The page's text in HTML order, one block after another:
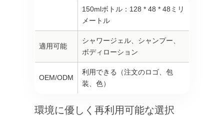
150mlボトル：128 * 48 * 48ミリ
メートル
適用可能
シャワージェル、シャンプー、
ボディローション
OEM/ODM
利用できる（注文のロゴ、包
装、色）
環境に優しく再利用可能な選択